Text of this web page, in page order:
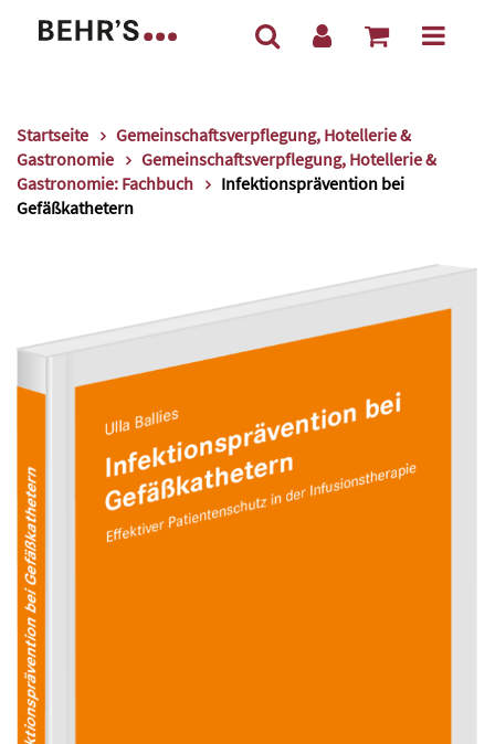
Startseite
Gemeinschaftsverpflegung, Hotellerie &
Gastronomie
Gemeinschaftsverpflegung, Hotellerie &
Gastronomie: Fachbuch
Infektionsprävention bei
Gefäßkathetern